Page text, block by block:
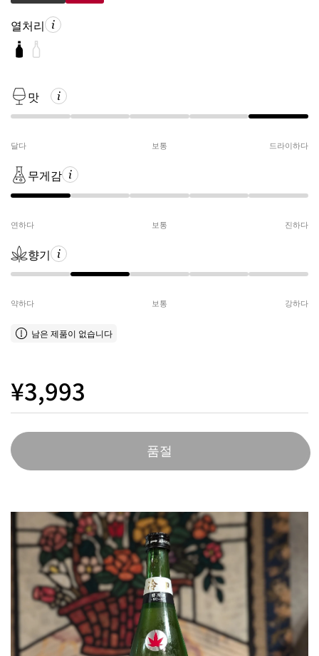
열처리
맛
달다 보통 드라이하다
무게감
연하다 보통 진하다
향기
약하다 보통 강하다
남은 제품이 없습니다
¥3,993
품절